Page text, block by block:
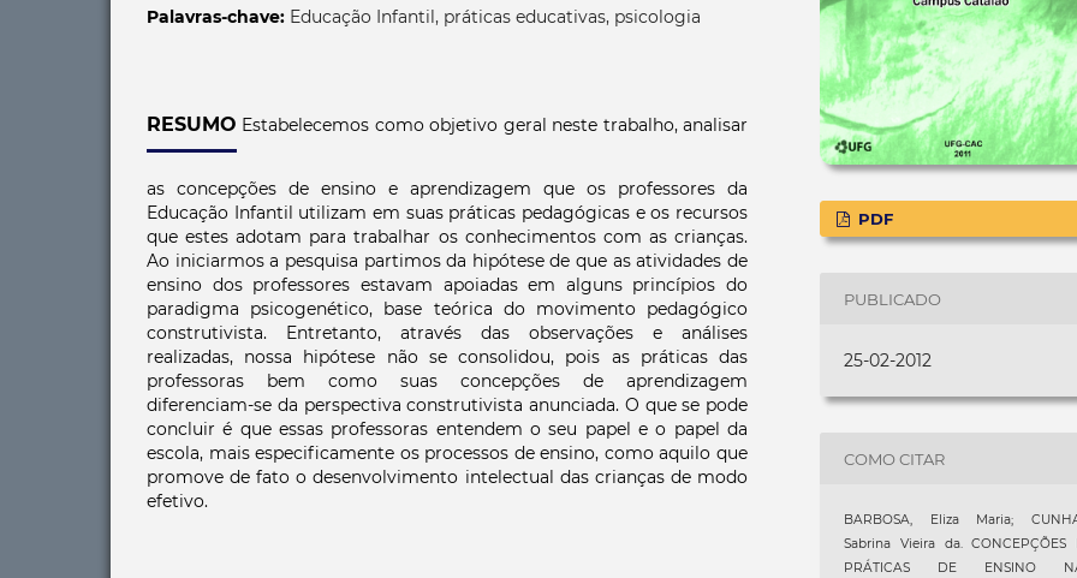
Palavras-chave: Educação Infantil, práticas educativas, psicologia
RESUMO Estabelecemos como objetivo geral neste trabalho, analisar
as concepções de ensino e aprendizagem que os professores da
Educação Infantil utilizam em suas práticas pedagógicas e os recursos
que estes adotam para trabalhar os conhecimentos com as crianças.
Ao iniciarmos a pesquisa partimos da hipótese de que as atividades de
ensino dos professores estavam apoiadas em alguns princípios do
paradigma psicogenético, base teórica do movimento pedagógico
construtivista. Entretanto, através das observações e análises
realizadas, nossa hipótese não se consolidou, pois as práticas das
professoras bem como suas concepções de aprendizagem
diferenciam-se da perspectiva construtivista anunciada. O que se pode
concluir é que essas professoras entendem o seu papel e o papel da
escola, mais especificamente os processos de ensino, como aquilo que
promove de fato o desenvolvimento intelectual das crianças de modo
efetivo.
PDF
PUBLICADO
25-02-2012
COMO CITAR
BARBOSA, Eliza Maria;
Sabrina Vieira da. CONCEPÇÕES
PRÁTICAS DE ENSINO